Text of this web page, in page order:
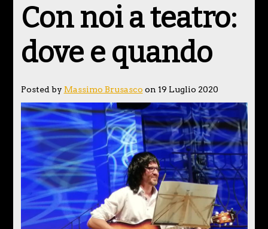
Con noi a teatro:
dove e quando
Posted by Massimo Brusasco on 19 Luglio 2020